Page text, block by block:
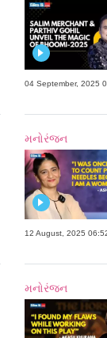
04 September, 2025
મનોરંજન
12 August, 2025
મનોરંજન